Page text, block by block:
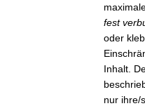
fest
oder
Inhalt.
nur ihre/